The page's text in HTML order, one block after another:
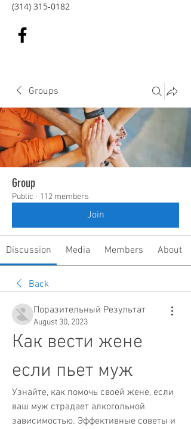
(314) 315-0182
Groups
Group
Public · 112 members
Join
Discussion Media Members About
Back
Поразительный Результат
August 30, 2023
Как вести жене
если пьет муж
Узнайте, как помочь своей жене, если
ваш муж страдает алкогольной
зависимостью. Эффективные советы и